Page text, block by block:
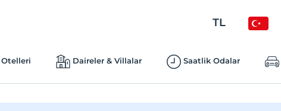
TL
Daireler & Villalar Saatlik Odalar